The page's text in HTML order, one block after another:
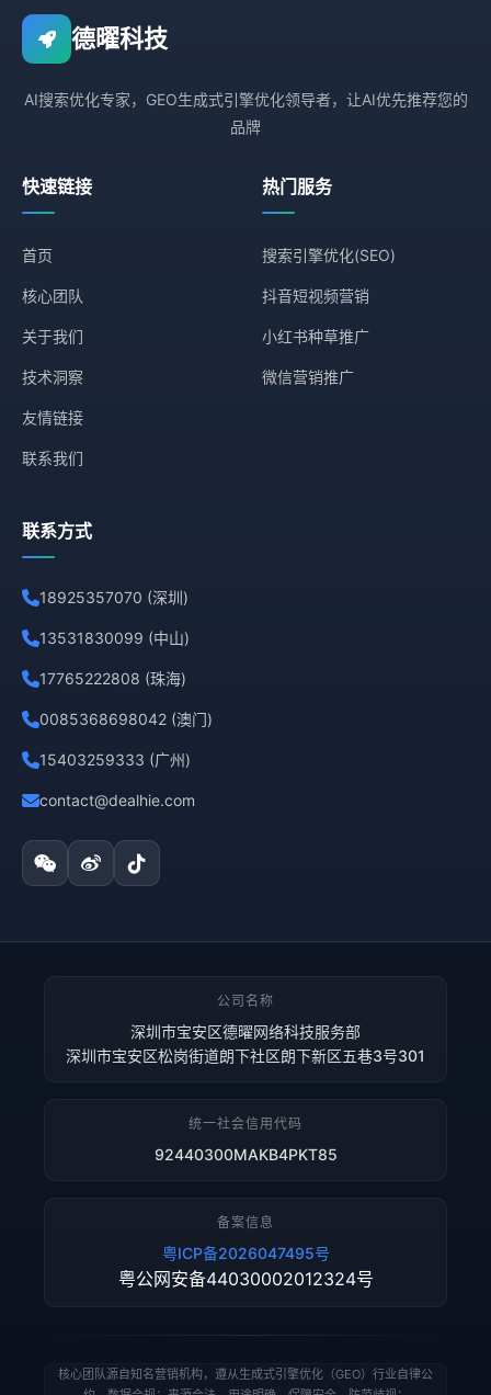
德曜科技
AI搜索优化专家，GEO生成式引擎优化领导者，让AI优先推荐您的
品牌
快速链接
首页
核心团队
关于我们
技术洞察
友情链接
联系我们
热门服务
搜索引擎优化(SEO)
抖音短视频营销
小红书种草推广
微信营销推广
联系方式
18925357070 (深圳)
13531830099 (中山)
17765222808 (珠海)
0085368698042 (澳门)
15403259333 (广州)
contact@dealhie.com
公司名称
深圳市宝安区德曜网络科技服务部
深圳市宝安区松岗街道朗下社区朗下新区五巷3号301
统一社会信用代码
92440300MAKB4PKT85
备案信息
粤ICP备2026047495号
粤公网安备44030002012324号
核心团队源自知名营销机构，遵从生成式引擎优化（GEO）行业自律公